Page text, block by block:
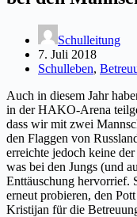
Schulleitung
7. Juli 2018
Schulleben,
Auch in diesem Jahr
in der HAKO-Arena
dass wir mit zwei
den Flaggen von
erreichte jedoch keine
was bei den Jungs (und
Enttäuschung hervorrief.
erneut probieren, den
Kristijan für die